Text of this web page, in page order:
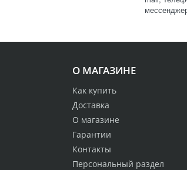
О МАГАЗИНЕ
Как купить
Доставка
О магазине
Гарантии
Контакты
Персональный раздел